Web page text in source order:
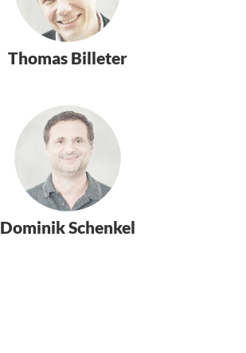
Thomas Billeter
Dominik Schenkel